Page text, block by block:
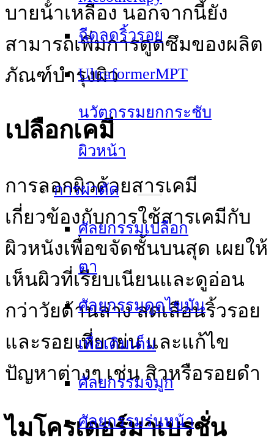
ฉีดลดริ้วรอย
UltraformerMPT
นวัตกรรมยกกระชับ
ผิวหน้า
การผ่าตัด
ศัลยกรรมเปลือก
ตา
ศัลยกรรมดูดไขมัน
เพื่อเติมเต็ม
ศัลยกรรมจมูก
ศัลยกรรมร่นหน้า
บายน้ําเหลือง นอกจากนี้ยัง
สามารถเพิ่มการดูดซึมของผลิต
ภัณฑ์บํารุงผิว
เปลือกเคมี
การลอกผิวด้วยสารเคมี
เกี่ยวข้องกับการใช้สารเคมีกับ
ผิวหนังเพื่อขจัดชั้นบนสุด เผยให้
เห็นผิวที่เรียบเนียนและดูอ่อน
กว่าวัยด้านล่าง ลดเลือนริ้วรอย
และรอยเหี่ยวย่น และแก้ไข
ปัญหาต่างๆ เช่น สิวหรือรอยดํา
ไมโครเดอร์มาเบรชั่น